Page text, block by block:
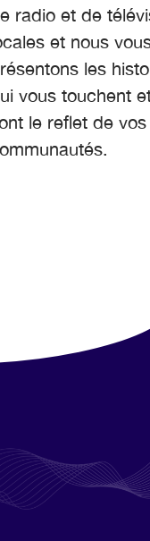
radio et de
et nous
les
vous touchent
le reflet de vos